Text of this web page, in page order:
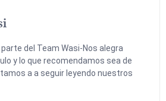
parte del Team Wasi-Nos alegra
y lo que recomendamos sea de
a a seguir leyendo nuestros